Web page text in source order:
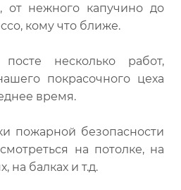
от нежного капучино до
кому что ближе.
несколько работ,
покрасочного цеха
время.
пожарной безопасности
на потолке, на
на балках и т.д.